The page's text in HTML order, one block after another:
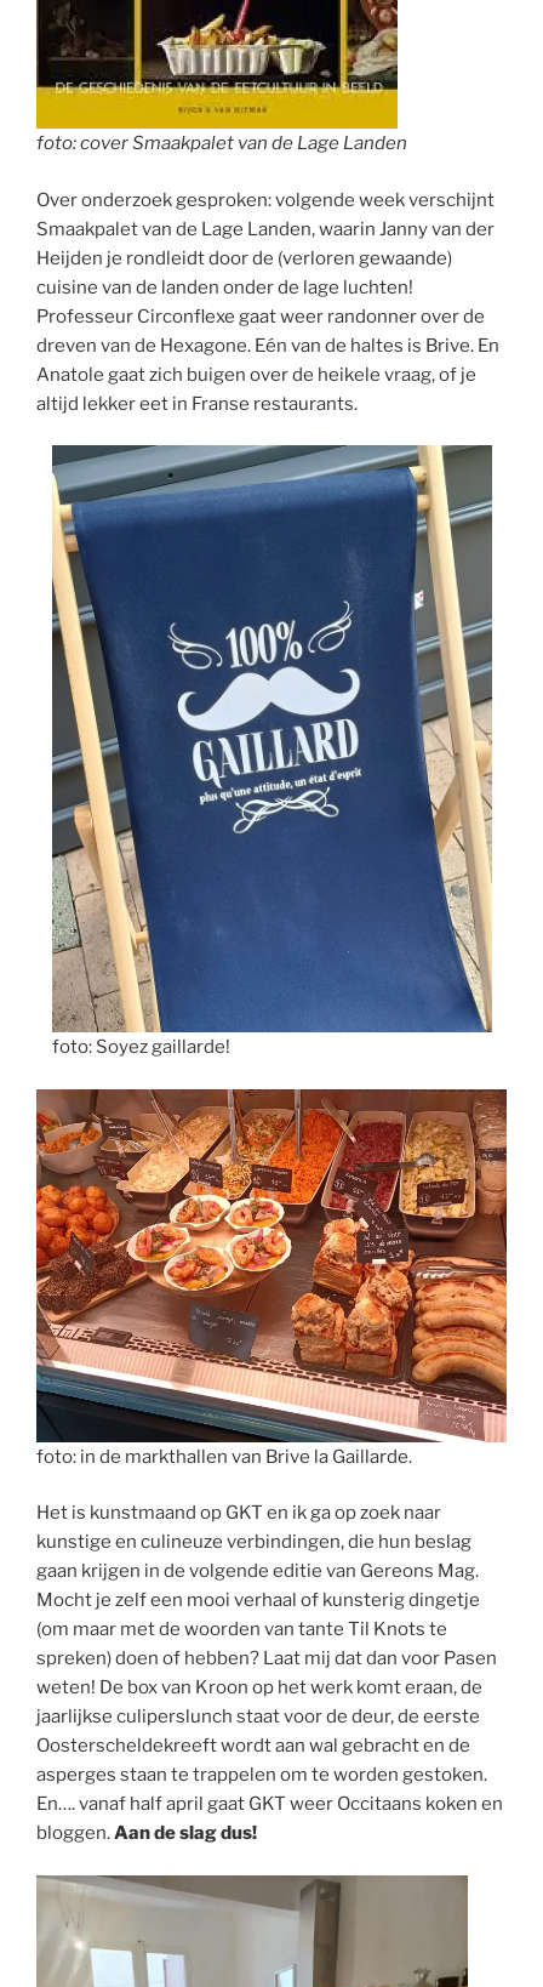
foto: cover Smaakpalet van de Lage Landen
Over onderzoek gesproken: volgende week verschijnt
Smaakpalet van de Lage Landen, waarin Janny van der
Heijden je rondleidt door de (verloren gewaande)
cuisine van de landen onder de lage luchten!
Professeur Circonflexe gaat weer randonner over de
dreven van de Hexagone. Eén van de haltes is Brive. En
Anatole gaat zich buigen over de heikele vraag, of je
altijd lekker eet in Franse restaurants.
foto: Soyez gaillarde!
foto: in de markthallen van Brive la Gaillarde.
Het is kunstmaand op GKT en ik ga op zoek naar
kunstige en culineuze verbindingen, die hun beslag
gaan krijgen in de volgende editie van Gereons Mag.
Mocht je zelf een mooi verhaal of kunsterig dingetje
(om maar met de woorden van tante Til Knots te
spreken) doen of hebben? Laat mij dat dan voor Pasen
weten! De box van Kroon op het werk komt eraan, de
jaarlijkse culiperslunch staat voor de deur, de eerste
Oosterscheldekreeft wordt aan wal gebracht en de
asperges staan te trappelen om te worden gestoken.
En…. vanaf half april gaat GKT weer Occitaans koken en
bloggen.Aan de slag dus!